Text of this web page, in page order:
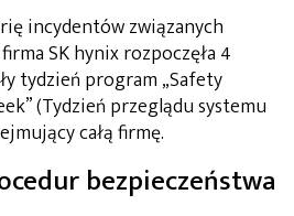
incydentów związanych
SK hynix rozpoczęła 4
tydzień program „Safety
(Tydzień przeglądu systemu
całą firmę.
bezpieczeństwa